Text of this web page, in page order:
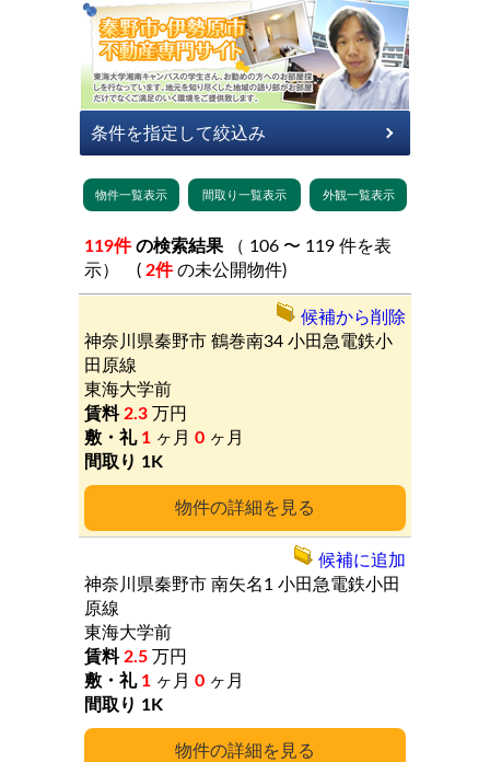
119件 の検索結果
示） ( 2件 の未公開物件)
詳細
神奈川県秦野市 鶴巻南34 小田急電鉄小
田原線
東海大学前
2.3 万円
1 ヶ月 0 ヶ月
1K
候補から削除
詳細
神奈川県秦野市 南矢名1 小田急電鉄小田
原線
東海大学前
2.5 万円
1 ヶ月 0 ヶ月
1K
候補に追加